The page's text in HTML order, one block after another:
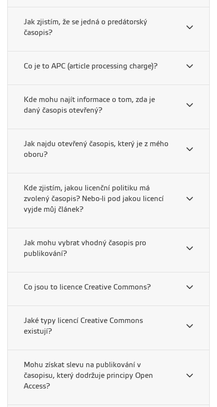
Jak zjistím, že se jedná o predátorský
časopis?
Co je to APC (article processing charge)?
Kde mohu najít informace o tom, zda je
daný časopis otevřený?
Jak najdu otevřený časopis, který je z mého
oboru?
Kde zjistím, jakou licenční politiku má
zvolený časopis? Nebo-li pod jakou licencí
vyjde můj článek?
Jak mohu vybrat vhodný časopis pro
publikování?
Co jsou to licence Creative Commons?
Jaké typy licencí Creative Commons
existují?
Mohu získat slevu na publikování v
časopisu, který dodržuje principy Open
Access?